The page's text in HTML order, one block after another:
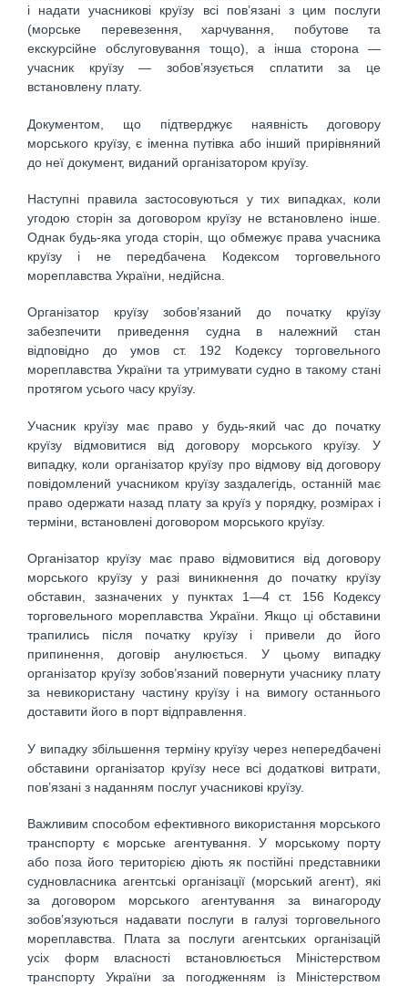
і надати учасникові круїзу всі пов’язані з цим послуги
(морське перевезення, харчування, побутове та
екскурсійне обслуговування тощо), а інша сторона —
учасник круїзу — зобов’язується сплатити за це
встановлену плату.
Документом, що підтверджує наявність договору
морського круїзу, є іменна путівка або інший прирівняний
до неї документ, виданий організатором круїзу.
Наступні правила застосовуються у тих випадках, коли
угодою сторін за договором круїзу не встановлено інше.
Однак будь-яка угода сторін, що обмежує права учасника
круїзу і не передбачена Кодексом торговельного
мореплавства України, недійсна.
Організатор круїзу зобов’язаний до початку круїзу
забезпечити приведення судна в належний стан
відповідно до умов ст. 192 Кодексу торговельного
мореплавства України та утримувати судно в такому стані
протягом усього часу круїзу.
Учасник круїзу має право у будь-який час до початку
круїзу відмовитися від договору морського круїзу. У
випадку, коли організатор круїзу про відмову від договору
повідомлений учасником круїзу заздалегідь, останній має
право одержати назад плату за круїз у порядку, розмірах і
терміни, встановлені договором морського круїзу.
Організатор круїзу має право відмовитися від договору
морського круїзу у разі виникнення до початку круїзу
обставин, зазначених у пунктах 1—4 ст. 156 Кодексу
торговельного мореплавства України. Якщо ці обставини
трапились після початку круїзу і привели до його
припинення, договір анулюється. У цьому випадку
організатор круїзу зобов’язаний повернути учаснику плату
за невикористану частину круїзу і на вимогу останнього
доставити його в порт відправлення.
У випадку збільшення терміну круїзу через непередбачені
обставини організатор круїзу несе всі додаткові витрати,
пов’язані з наданням послуг учасникові круїзу.
Важливим способом ефективного використання морського
транспорту є морське агентування. У морському порту
або поза його територією діють як постійні представники
судновласника агентські організації (морський агент), які
за договором морського агентування за винагороду
зобов’язуються надавати послуги в галузі торговельного
мореплавства. Плата за послуги агентських організацій
усіх форм власності встановлюється Міністерством
транспорту України за погодженням із Міністерством